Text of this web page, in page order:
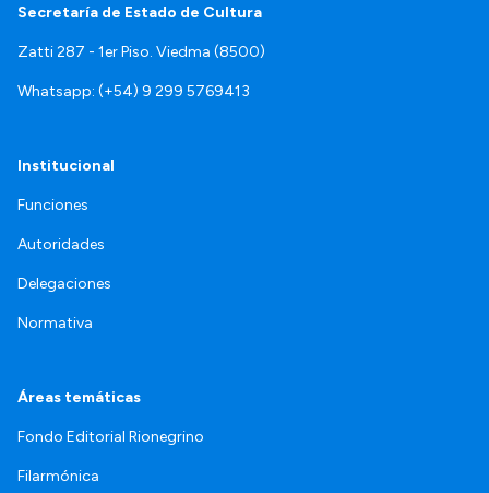
Secretaría de Estado de Cultura
Zatti 287 - 1er Piso. Viedma (8500)
Whatsapp: (+54) 9 299 5769413
Institucional
Funciones
Autoridades
Delegaciones
Normativa
Áreas temáticas
Fondo Editorial Rionegrino
Filarmónica